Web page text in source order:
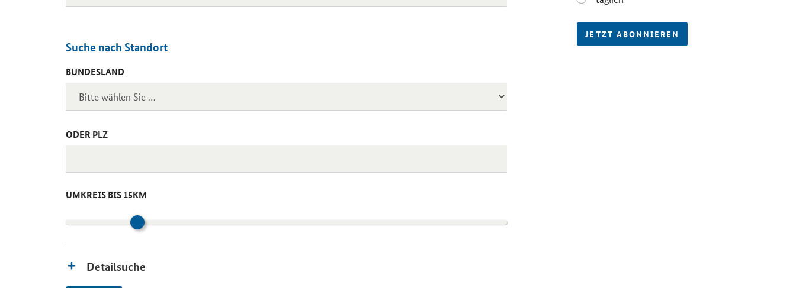
Suche nach Standort
BUNDESLAND
ODER PLZ
UMKREIS BIS 15KM
Detailsuche
JETZT ABONNIEREN